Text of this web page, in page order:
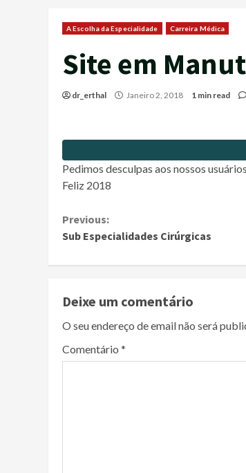
A Escolha da Especialidade Carreira Médica
Site em
dr_erthal Janeiro 2, 2018 1 min read
Pedimos desculpas aos nossos
Feliz 2018
Continue
Reading
Previous:
Sub Especialidades Cirúrgicas
Deixe um comentário
O seu endereço de email não será
Comentário *